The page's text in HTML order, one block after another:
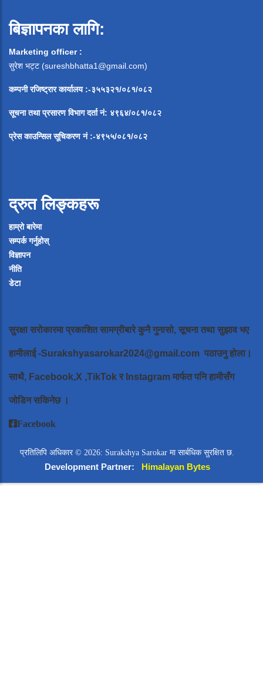
बिज्ञापनका लागि:
Marketing officer :
सुरेश भट्ट (sureshbhatta1@gmail.com)
कम्पनी रजिष्ट्रार कार्यालय :-३५५३२१/०८१/०८२
सूचना तथा प्रसारण विभाग दर्ता नं: ४९६४/०८१/०८२
प्रेस काउन्सिल सूचिकरण नं:-४९५५/०८१/०८२
द्रुत लिङ्कहरू
हाम्रो बारेमा
सम्पर्क गर्नुहोस्
विज्ञापन
नीति
डेटा
सुरक्षा सरोकारमा प्रकाशित सामग्रीबारे कुनै गुनासो, सूचना तथा सुझाव भए
हामीलाई-Surakshyasarokar2024@gmail.com पठाउनु होला।
साथै, Facebook,X ,TikTok र Instagram मार्फत पनि हामीसँग
जोडिन सकिनेछ ।
Facebook
प्रतिलिपि अधिकार © 2026: Surakshya Sarokar मा सार्बधिक सुरक्षित छ.
Development Partner: Himalayan Bytes